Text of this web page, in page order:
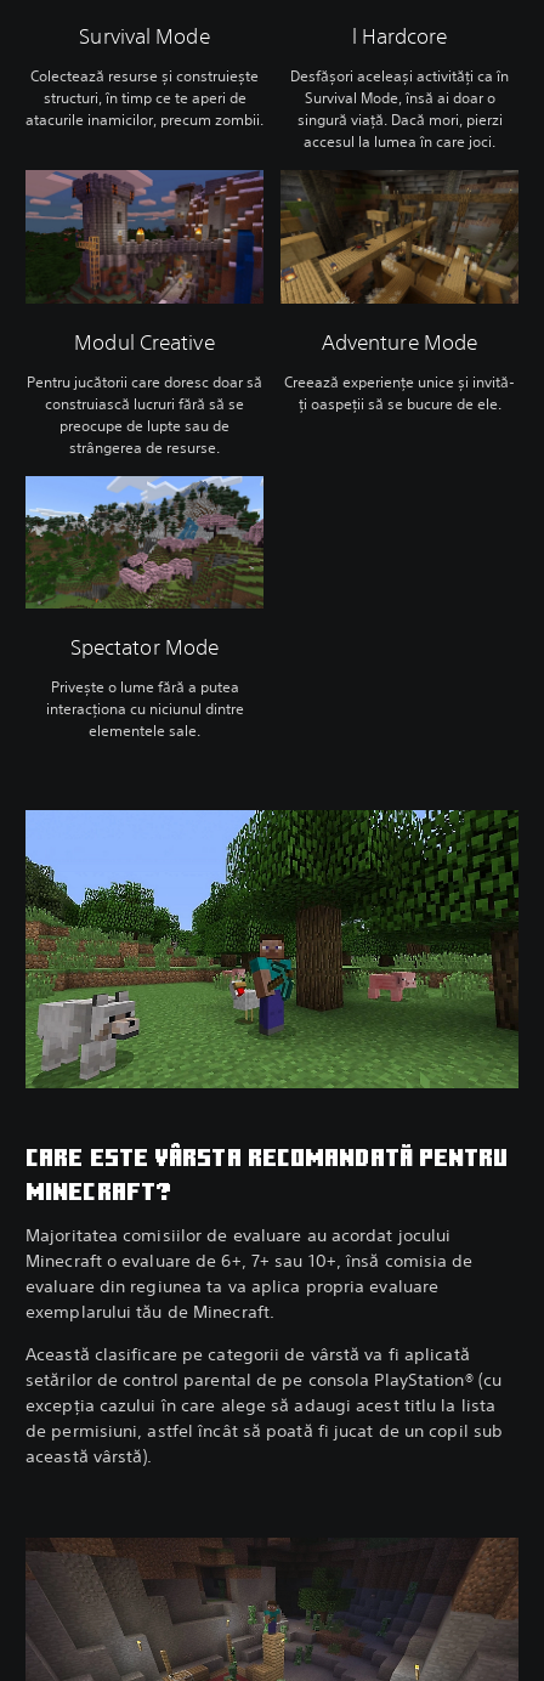
Survival Mode
Colectează resurse și construiește
structuri, în timp ce te aperi de
atacurile inamicilor, precum zombii.
l Hardcore
Desfășori aceleași activități ca în
Survival Mode, însă ai doar o
singură viață. Dacă mori, pierzi
accesul la lumea în care joci.
Modul Creative
Pentru jucătorii care doresc doar să
construiască lucruri fără să se
preocupe de lupte sau de
strângerea de resurse.
Adventure Mode
Creează experiențe unice și invită-
ți oaspeții să se bucure de ele.
Spectator Mode
Privește o lume fără a putea
interacționa cu niciunul dintre
elementele sale.
CARE ESTE VÂRSTA RECOMANDATĂ PENTRU
MINECRAFT?
Majoritatea comisiilor de evaluare au acordat jocului
Minecraft o evaluare de 6+, 7+ sau 10+, însă comisia de
evaluare din regiunea ta va aplica propria evaluare
exemplarului tău de Minecraft.
Această clasificare pe categorii de vârstă va fi aplicată
setărilor de control parental de pe consola PlayStation® (cu
excepția cazului în care alege să adaugi acest titlu la lista
de permisiuni, astfel încât să poată fi jucat de un copil sub
această vârstă).